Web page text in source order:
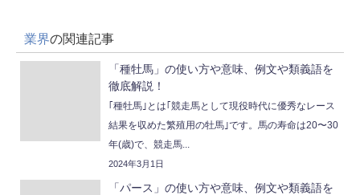
業界の関連記事
「種牡馬」の使い方や意味、例文や類義語を
徹底解説！
｢種牡馬｣とは｢競走馬として現役時代に優秀なレース
結果を収めた繁殖用の牡馬｣です。馬の寿命は20〜30
年(歳)で、競走馬...
2024年3月1日
「パース」の使い方や意味、例文や類義語を